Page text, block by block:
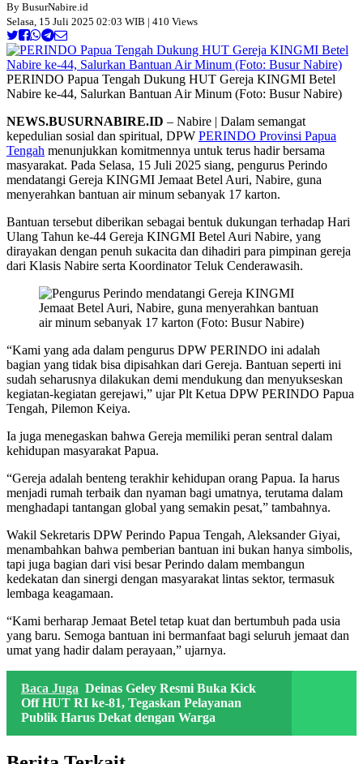
By BusurNabire.id
Selasa, 15 Juli 2025 02:03 WIB | 410 Views
PERINDO Papua Tengah Dukung HUT Gereja KINGMI Betel
Nabire ke-44, Salurkan Bantuan Air Minum (Foto: Busur Nabire)
NEWS.BUSURNABIRE.ID – Nabire | Dalam semangat
kepedulian sosial dan spiritual, DPW PERINDO Provinsi Papua
Tengah menunjukkan komitmennya untuk terus hadir bersama
masyarakat. Pada Selasa, 15 Juli 2025 siang, pengurus Perindo
mendatangi Gereja KINGMI Jemaat Betel Auri, Nabire, guna
menyerahkan bantuan air minum sebanyak 17 karton.
Bantuan tersebut diberikan sebagai bentuk dukungan terhadap Hari
Ulang Tahun ke-44 Gereja KINGMI Betel Auri Nabire, yang
dirayakan dengan penuh sukacita dan dihadiri para pimpinan gereja
dari Klasis Nabire serta Koordinator Teluk Cenderawasih.
“Kami yang ada dalam pengurus DPW PERINDO ini adalah
bagian yang tidak bisa dipisahkan dari Gereja. Bantuan seperti ini
sudah seharusnya dilakukan demi mendukung dan menyukseskan
kegiatan-kegiatan gerejawi,” ujar Plt Ketua DPW PERINDO Papua
Tengah, Pilemon Keiya.
Ia juga menegaskan bahwa Gereja memiliki peran sentral dalam
kehidupan masyarakat Papua.
“Gereja adalah benteng terakhir kehidupan orang Papua. Ia harus
menjadi rumah terbaik dan nyaman bagi umatnya, terutama dalam
menghadapi tantangan global yang semakin pesat,” tambahnya.
Wakil Sekretaris DPW Perindo Papua Tengah, Aleksander Giyai,
menambahkan bahwa pemberian bantuan ini bukan hanya simbolis,
tapi juga bagian dari visi besar Perindo dalam membangun
kedekatan dan sinergi dengan masyarakat lintas sektor, termasuk
lembaga keagamaan.
“Kami berharap Jemaat Betel tetap kuat dan bertumbuh pada usia
yang baru. Semoga bantuan ini bermanfaat bagi seluruh jemaat dan
umat yang hadir dalam perayaan,” ujarnya.
Baca Juga Deinas Geley Resmi Buka Kick
Off HUT RI ke-81, Tegaskan Pelayanan
Publik Harus Dekat dengan Warga